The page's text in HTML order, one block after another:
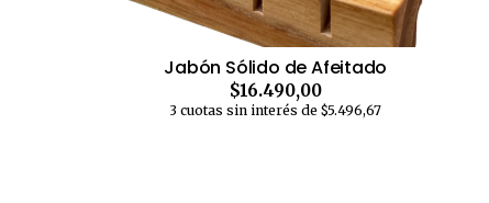
Jabón Sólido de Afeitado
$16.490,00
3 cuotas sin interés de $5.496,67